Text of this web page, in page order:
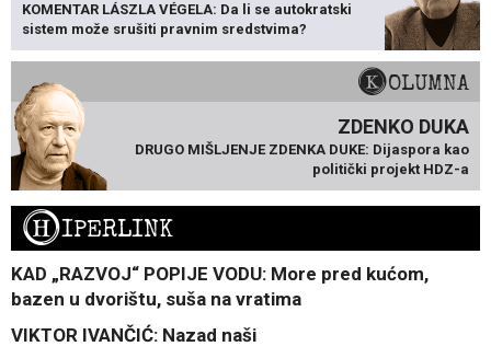
KOMENTAR LÁSZLA VÉGELA: Da li se autokratski
sistem može srušiti pravnim sredstvima?
KOLUMNA
ZDENKO DUKA
DRUGO MIŠLJENJE ZDENKA DUKE: Dijaspora kao
politički projekt HDZ-a
HIPERLINK
KAD „RAZVOJ“ POPIJE VODU: More pred kućom,
bazen u dvorištu, suša na vratima
VIKTOR IVANČIĆ: Nazad naši